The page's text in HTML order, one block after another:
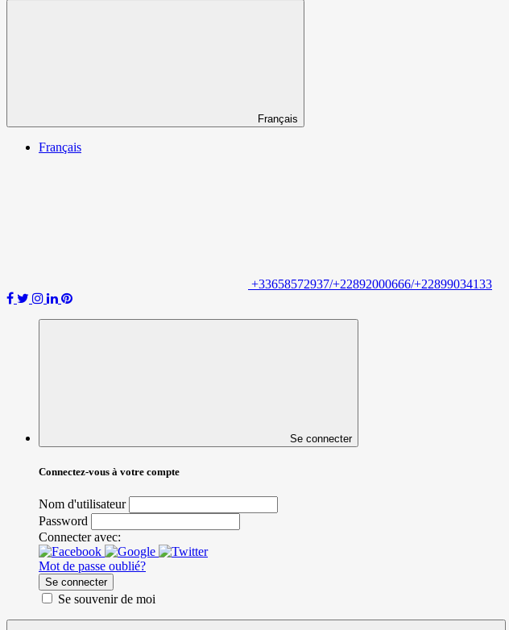
Français
Français
+33658572937/+22892000666/+22899034133
Se connecter
Connectez-vous à votre compte
Nom d'utilisateur
Password
Connecter avec:
Mot de passe oublié?
Se connecter
Se souvenir de moi